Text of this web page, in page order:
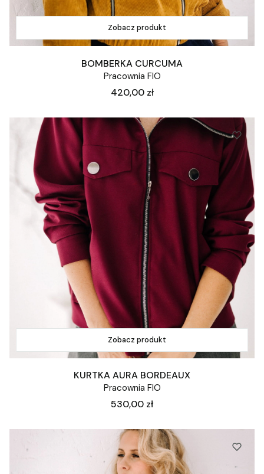
Zobacz produkt
BOMBERKA CURCUMA
Pracownia FIO
Cena
420,00 zł
Zobacz produkt
KURTKA AURA BORDEAUX
Pracownia FIO
Cena
530,00 zł